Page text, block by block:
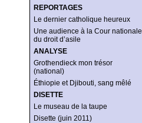
REPORTAGES
Le dernier catholique heureux
Une audience à la Cour nationale
du droit d’asile
ANALYSE
Grothendieck mon trésor
(national)
Éthiopie et Djibouti, sang mêlé
DISETTE
Le museau de la taupe
Disette (juin 2011)